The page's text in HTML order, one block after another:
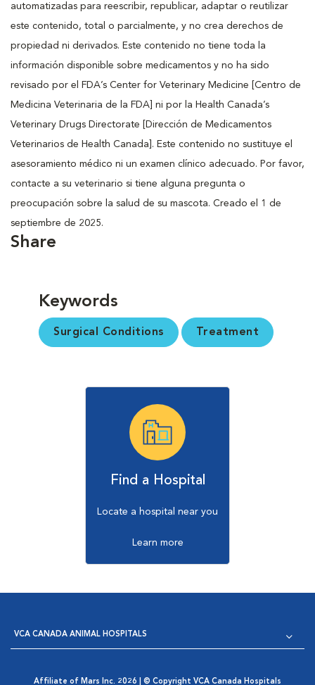
automatizadas para reescribir, republicar, adaptar o reutilizar
este contenido, total o parcialmente, y no crea derechos de
propiedad ni derivados. Este contenido no tiene toda la
información disponible sobre medicamentos y no ha sido
revisado por el FDA’s Center for Veterinary Medicine [Centro de
Medicina Veterinaria de la FDA] ni por la Health Canada’s
Veterinary Drugs Directorate [Dirección de Medicamentos
Veterinarios de Health Canada]. Este contenido no sustituye el
asesoramiento médico ni un examen clínico adecuado. Por favor,
contacte a su veterinario si tiene alguna pregunta o
preocupación sobre la salud de su mascota. Creado el 1 de
septiembre de 2025.
Share
Keywords
Surgical Conditions Treatment
Find a Hospital
Locate a hospital near you
Learn more
VCA CANADA ANIMAL HOSPITALS
Affiliate of Mars Inc. 2026 | © Copyright VCA Canada Hospitals